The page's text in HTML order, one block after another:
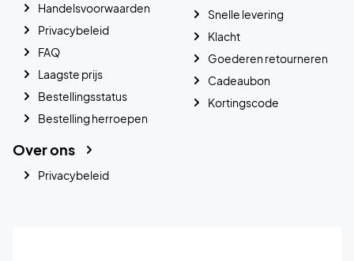
Handelsvoorwaarden
Privacybeleid
FAQ
Laagste prijs
Bestellingsstatus
Bestelling herroepen
Snelle levering
Klacht
Goederen retourneren
Cadeaubon
Kortingscode
Over ons
Privacybeleid